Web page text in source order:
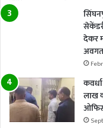
देकर
अवगत
लाख
ओफिस